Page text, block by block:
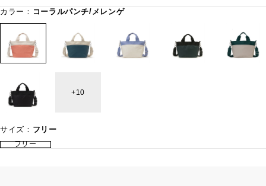
カラー： コーラルパンチ/メレンゲ
10
サイズ： フリー
フリー